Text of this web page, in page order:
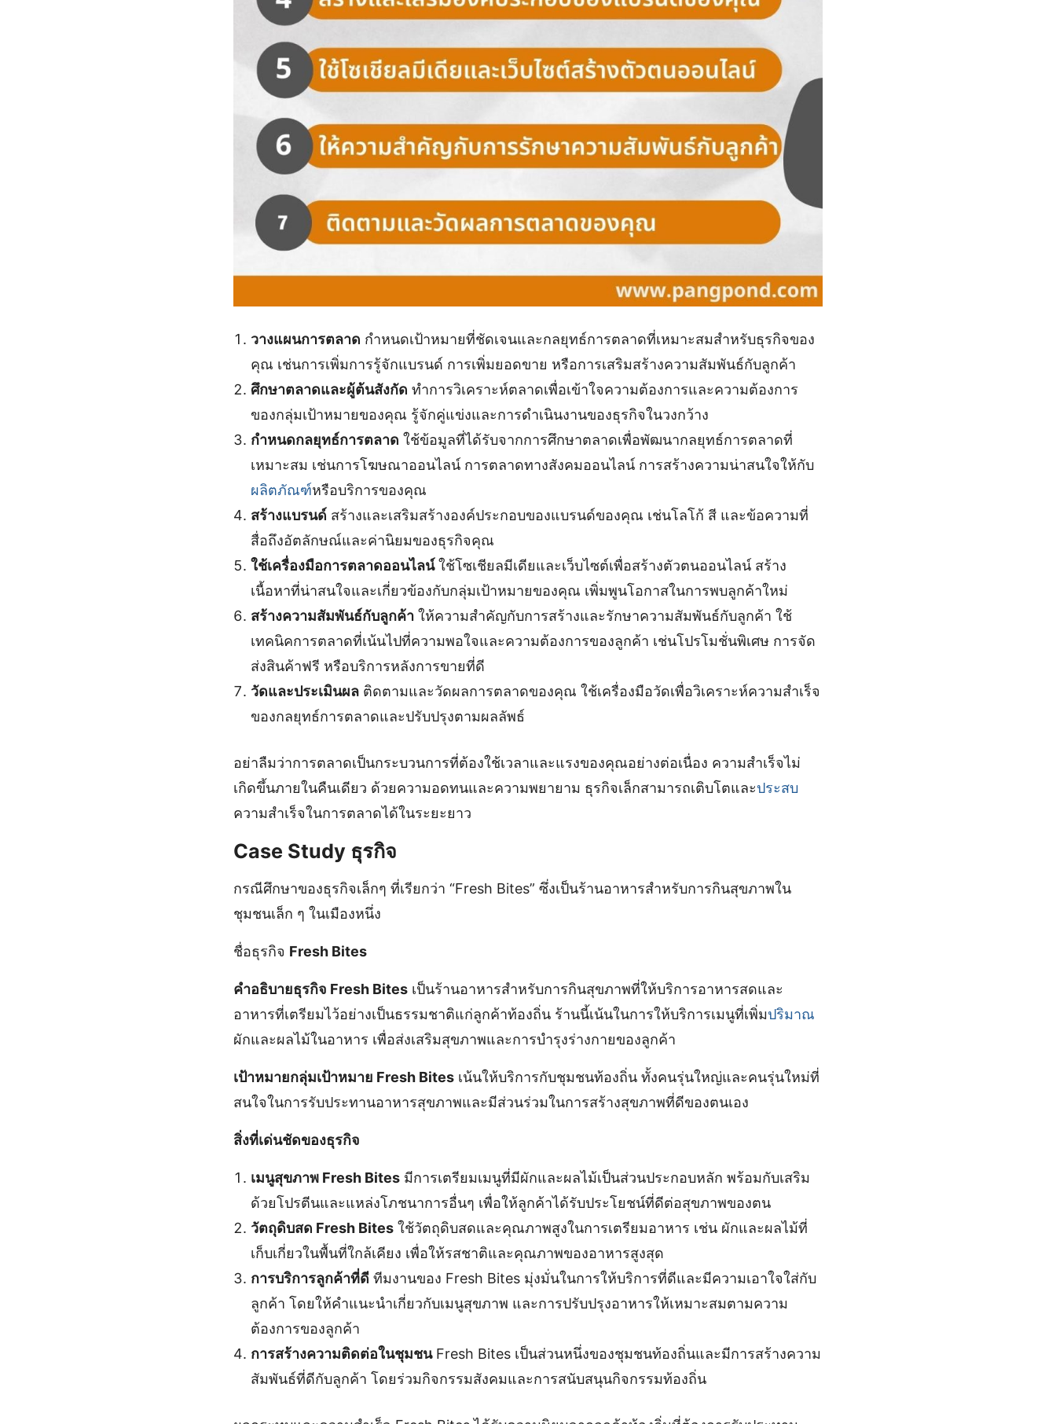
วางแผนการตลาด กำหนดเป้าหมายที่ชัดเจนและกลยุทธ์การตลาดที่เหมาะสมสำหรับธุรกิจของ
คุณ เช่นการเพิ่มการรู้จักแบรนด์ การเพิ่มยอดขาย หรือการเสริมสร้างความสัมพันธ์กับลูกค้า
ศึกษาตลาดและผู้ต้นสังกัด ทำการวิเคราะห์ตลาดเพื่อเข้าใจความต้องการและความต้องการ
ของกลุ่มเป้าหมายของคุณ รู้จักคู่แข่งและการดำเนินงานของธุรกิจในวงกว้าง
กำหนดกลยุทธ์การตลาด ใช้ข้อมูลที่ได้รับจากการศึกษาตลาดเพื่อพัฒนากลยุทธ์การตลาดที่
เหมาะสม เช่นการโฆษณาออนไลน์ การตลาดทางสังคมออนไลน์ การสร้างความน่าสนใจให้กับ
ผลิตภัณฑ์หรือบริการของคุณ
สร้างแบรนด์ สร้างและเสริมสร้างองค์ประกอบของแบรนด์ของคุณ เช่นโลโก้ สี และข้อความที่
สื่อถึงอัตลักษณ์และค่านิยมของธุรกิจคุณ
ใช้เครื่องมือการตลาดออนไลน์ใช้โซเชียลมีเดียและเว็บไซต์เพื่อสร้างตัวตนออนไลน์ สร้าง
เนื้อหาที่น่าสนใจและเกี่ยวข้องกับกลุ่มเป้าหมายของคุณ เพิ่มพูนโอกาสในการพบลูกค้าใหม่
สร้างความสัมพันธ์กับลูกค้าให้ความสำคัญกับการสร้างและรักษาความสัมพันธ์กับลูกค้า ใช้
เทคนิคการตลาดที่เน้นไปที่ความพอใจและความต้องการของลูกค้า เช่นโปรโมชั่นพิเศษ การจัด
ส่งสินค้าฟรี หรือบริการหลังการขายที่ดี
วัดและประเมินผลติดตามและวัดผลการตลาดของคุณ ใช้เครื่องมือวัดเพื่อวิเคราะห์ความสำเร็จ
ของกลยุทธ์การตลาดและปรับปรุงตามผลลัพธ์
อย่าลืมว่าการตลาดเป็นกระบวนการที่ต้องใช้เวลาและแรงของคุณอย่างต่อเนื่อง ความสำเร็จไม่
เกิดขึ้นภายในคืนเดียว ด้วยความอดทนและความพยายาม ธุรกิจเล็กสามารถเติบโตและประสบ
ความสำเร็จในการตลาดได้ในระยะยาว
Case Study ธุรกิจ
กรณีศึกษาของธุรกิจเล็กๆ ที่เรียกว่า “Fresh Bites” ซึ่งเป็นร้านอาหารสำหรับการกินสุขภาพใน
ชุมชนเล็ก ๆ ในเมืองหนึ่ง
ชื่อธุรกิจ Fresh Bites
คำอธิบายธุรกิจ Fresh Bites เป็นร้านอาหารสำหรับการกินสุขภาพที่ให้บริการอาหารสดและ
อาหารที่เตรียมไว้อย่างเป็นธรรมชาติแก่ลูกค้าท้องถิ่น ร้านนี้เน้นในการให้บริการเมนูที่เพิ่มปริมาณ
ผักและผลไม้ในอาหาร เพื่อส่งเสริมสุขภาพและการบำรุงร่างกายของลูกค้า
เป้าหมายกลุ่มเป้าหมาย Fresh Bites เน้นให้บริการกับชุมชนท้องถิ่น ทั้งคนรุ่นใหญ่และคนรุ่นใหม่ที่
สนใจในการรับประทานอาหารสุขภาพและมีส่วนร่วมในการสร้างสุขภาพที่ดีของตนเอง
สิ่งที่เด่นชัดของธุรกิจ
เมนูสุขภาพ Fresh Bitesมีการเตรียมเมนูที่มีผักและผลไม้เป็นส่วนประกอบหลัก พร้อมกับเสริม
ด้วยโปรตีนและแหล่งโภชนาการอื่นๆ เพื่อให้ลูกค้าได้รับประโยชน์ที่ดีต่อสุขภาพของตน
วัตถุดิบสด Fresh Bitesใช้วัตถุดิบสดและคุณภาพสูงในการเตรียมอาหาร เช่น ผักและผลไม้ที่
เก็บเกี่ยวในพื้นที่ใกล้เคียง เพื่อให้รสชาติและคุณภาพของอาหารสูงสุด
การบริการลูกค้าที่ดีทีมงานของ Fresh Bites มุ่งมั่นในการให้บริการที่ดีและมีความเอาใจใส่กับ
ลูกค้า โดยให้คำแนะนำเกี่ยวกับเมนูสุขภาพ และการปรับปรุงอาหารให้เหมาะสมตามความ
ต้องการของลูกค้า
การสร้างความติดต่อในชุมชนFresh Bites เป็นส่วนหนึ่งของชุมชนท้องถิ่นและมีการสร้างความ
สัมพันธ์ที่ดีกับลูกค้า โดยร่วมกิจกรรมสังคมและการสนับสนุนกิจกรรมท้องถิ่น